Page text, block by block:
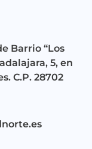
Barrio “Los
5, en
C.P. 28702